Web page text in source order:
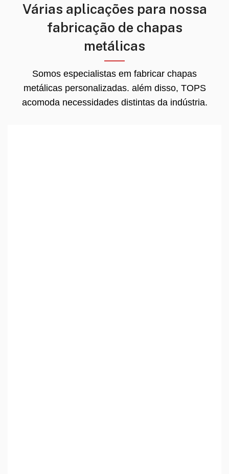
Várias aplicações para nossa
fabricação de chapas
metálicas
Somos especialistas em fabricar chapas
metálicas personalizadas. além disso, TOPS
acomoda necessidades distintas da indústria.